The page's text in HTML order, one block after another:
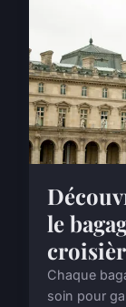
le
Chaque
soin pour